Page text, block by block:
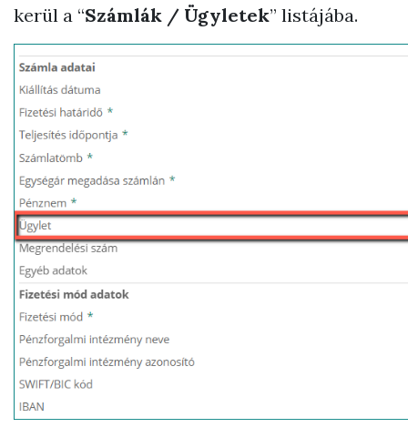
kerül a “Számlák / Ügyletek” listájába.